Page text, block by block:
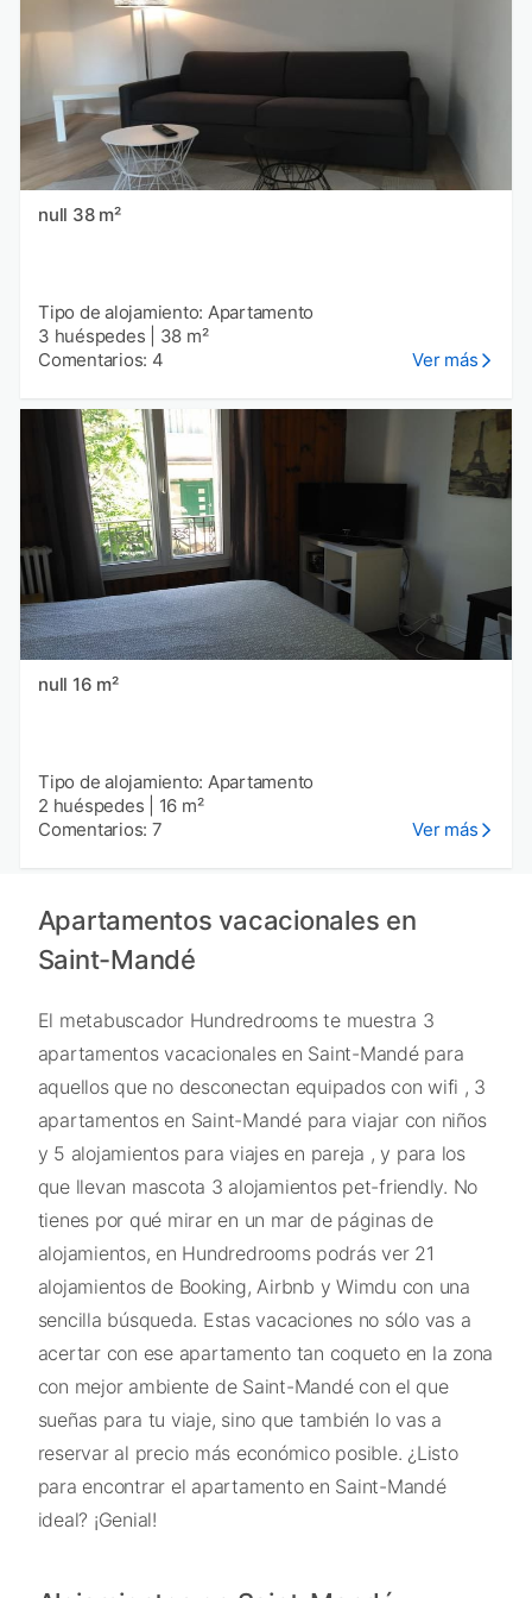
null 38 m²
Tipo de alojamiento: Apartamento
3 huéspedes
38 m²
Comentarios: 4
Ver más
null 16 m²
Tipo de alojamiento: Apartamento
2 huéspedes
16 m²
Comentarios: 7
Ver más
Apartamentos vacacionales en
Saint-Mandé
El metabuscador Hundredrooms te muestra 3
apartamentos vacacionales en Saint-Mandé para
aquellos que no desconectan equipados con wifi , 3
apartamentos en Saint-Mandé para viajar con niños
y 5 alojamientos para viajes en pareja , y para los
que llevan mascota 3 alojamientos pet-friendly. No
tienes por qué mirar en un mar de páginas de
alojamientos, en Hundredrooms podrás ver 21
alojamientos de Booking, Airbnb y Wimdu con una
sencilla búsqueda. Estas vacaciones no sólo vas a
acertar con ese apartamento tan coqueto en la zona
con mejor ambiente de Saint-Mandé con el que
sueñas para tu viaje, sino que también lo vas a
reservar al precio más económico posible. ¿Listo
para encontrar el apartamento en Saint-Mandé
ideal? ¡Genial!